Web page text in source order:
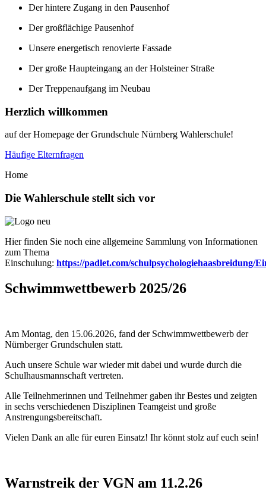
Der hintere Zugang in den Pausenhof
Der großflächige Pausenhof
Unsere energetisch renovierte Fassade
Der große Haupteingang an der Holsteiner Straße
Der Treppenaufgang im Neubau
Herzlich willkommen
auf der Homepage der Grundschule Nürnberg Wahlerschule!
Häufige Elternfragen
Home
Die Wahlerschule stellt sich vor
Hier finden Sie noch eine allgemeine Sammlung von Informationen
zum Thema
Einschulung: https://padlet.com/schulpsychologiehaasbreidung/
Schwimmwettbewerb 2025/26
Am Montag, den 15.06.2026, fand der Schwimmwettbewerb der
Nürnberger Grundschulen statt.
Auch unsere Schule war wieder mit dabei und wurde durch die
Schulhausmannschaft vertreten.
Alle Teilnehmerinnen und Teilnehmer gaben ihr Bestes und zeigten
in sechs verschiedenen Disziplinen Teamgeist und große
Anstrengungsbereitschaft.
Vielen Dank an alle für euren Einsatz! Ihr könnt stolz auf euch sein!
Warnstreik der VGN am 11.2.26